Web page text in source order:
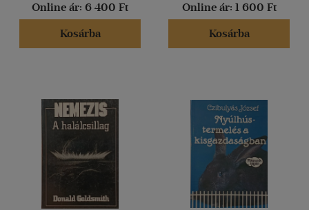
Online ár: 6 400 Ft
Kosárba
Online ár: 1 600 Ft
Kosárba